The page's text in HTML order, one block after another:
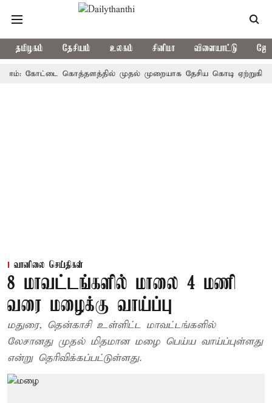
தமிழகம் தேசியம் உலகம் சினிமா விளையாட்டு
கோட்டை கொத்தளத்தில் முதல் முறையாக தேசிய கொடி ஏற்றுகிறார்,
வானிலை செய்திகள்
8 மாவட்டங்களில் மாலை 4 மணி
வரை மழைக்கு வாய்ப்பு
மதுரை, தென்காசி உள்ளிட்ட மாவட்டங்களில்
லேசானது முதல் மிதமான மழை பெய்ய வாய்ப்புள்ளது
என்று தெரிவிக்கப்பட்டுள்ளது.